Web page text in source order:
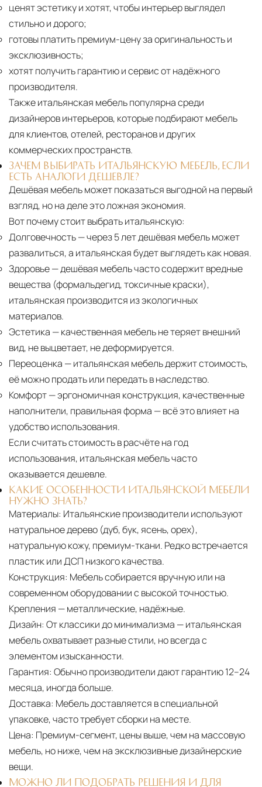
ценят эстетику и хотят, чтобы интерьер выглядел
стильно и дорого;
готовы платить премиум-цену за оригинальность и
эксклюзивность;
хотят получить гарантию и сервис от надёжного
производителя.
Также итальянская мебель популярна среди
дизайнеров интерьеров, которые подбирают мебель
для клиентов, отелей, ресторанов и других
коммерческих пространств.
ЗАЧЕМ ВЫБИРАТЬ ИТАЛЬЯНСКУЮ МЕБЕЛЬ, ЕСЛИ
ЕСТЬ АНАЛОГИ ДЕШЕВЛЕ?
Дешёвая мебель может показаться выгодной на первый
взгляд, но на деле это ложная экономия.
Вот почему стоит выбрать итальянскую:
Долговечность— через 5 лет дешёвая мебель может
развалиться, а итальянская будет выглядеть как новая.
Здоровье— дешёвая мебель часто содержит вредные
вещества (формальдегид, токсичные краски),
итальянская производится из экологичных
материалов.
Эстетика — качественная мебель не теряет внешний
вид, не выцветает, не деформируется.
Переоценка — итальянская мебель держит стоимость,
её можно продать или передать в наследство.
Комфорт— эргономичная конструкция, качественные
наполнители, правильная форма — всё это влияет на
удобство использования.
Если считать стоимость в расчёте на год
использования, итальянская мебель часто
оказывается дешевле.
КАКИЕ ОСОБЕННОСТИ ИТАЛЬЯНСКОЙ МЕБЕЛИ
НУЖНО ЗНАТЬ?
Материалы: Итальянские производители используют
натуральное дерево (дуб, бук, ясень, орех),
натуральную кожу, премиум-ткани. Редко встречается
пластик или ДСП низкого качества.
Конструкция: Мебель собирается вручную или на
современном оборудовании с высокой точностью.
Крепления — металлические, надёжные.
Дизайн: От классики до минимализма — итальянская
мебель охватывает разные стили, но всегда с
элементом изысканности.
Гарантия: Обычно производители дают гарантию 12–24
месяца, иногда больше.
Доставка: Мебель доставляется в специальной
упаковке, часто требует сборки на месте.
Цена: Премиум-сегмент, цены выше, чем на массовую
мебель, но ниже, чем на эксклюзивные дизайнерские
вещи.
МОЖНО ЛИ ПОДОБРАТЬ РЕШЕНИЯ И ДЛЯ